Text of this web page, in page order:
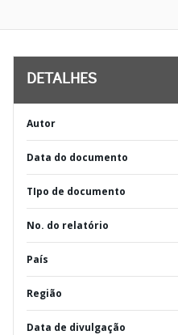
DETALHES
Autor
Data do documento
TIpo de documento
No. do relatório
País
Região
Data de divulgação